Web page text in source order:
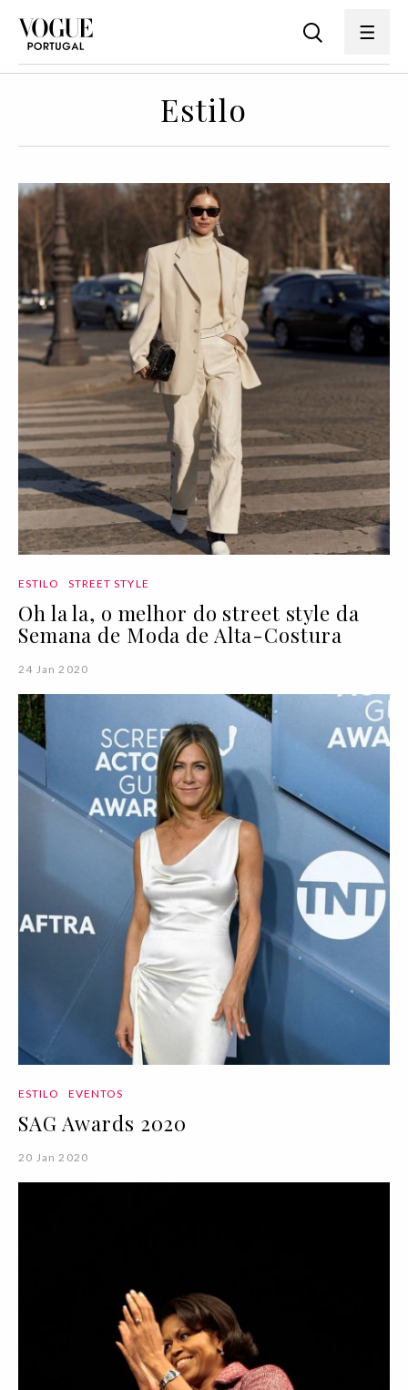
Estilo
ESTILO STREET STYLE
Oh la la, o melhor do street style da
Semana de Moda de Alta-Costura
24 Jan 2020
ESTILO EVENTOS
SAG Awards 2020
20 Jan 2020